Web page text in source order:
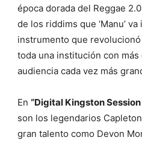
época dorada del Reggae
de los riddims que ‘Manu’
instrumento que
toda una institución con
audiencia cada vez más
En “Digital Kingston Session
son los legendarios
gran talento como Devon